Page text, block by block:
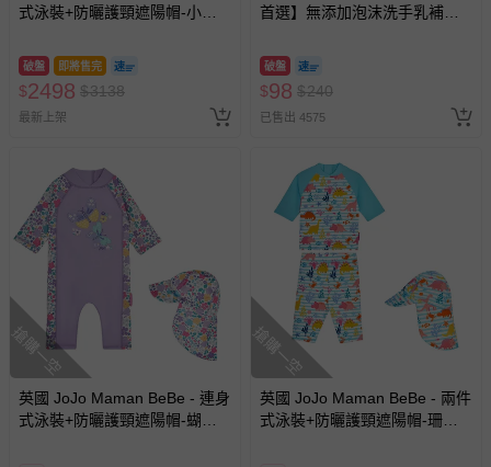
式泳裝+防曬護頸遮陽帽-小小
_JJL2863
破盤 即將售完
$2498 $3138
最新上架
首選】無添加泡沫洗手乳補充
破盤
$98 $240
已售出 4575
搶購一空
英國 JoJo Maman BeBe - 連身
式泳裝+防曬護頸遮陽帽-蝴蝶
搶購一空
英國 JoJo Maman BeBe - 兩件
式泳裝+防曬護頸遮陽帽-珊瑚